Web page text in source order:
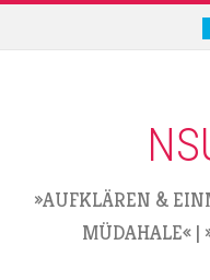
»AUFKLÄREN &
MÜDAHALE« |